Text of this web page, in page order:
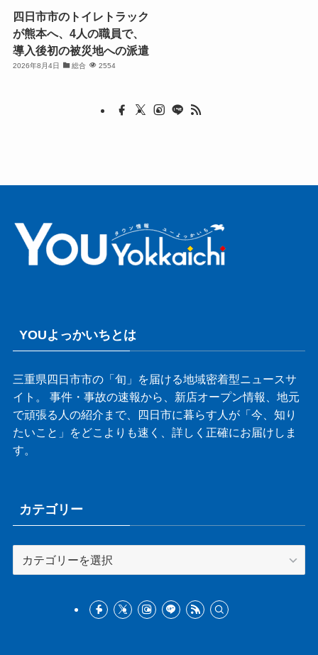
四日市市のトイレトラック
が熊本へ、4人の職員で、
導入後初の被災地への派遣
2026年8月4日 総合 2554
YOUよっかいちとは
三重県四日市市の「旬」を届ける地域密着型ニュースサ
イト。 事件・事故の速報から、新店オープン情報、地元
で頑張る人の紹介まで、四日市に暮らす人が「今、知り
たいこと」をどこよりも速く、詳しく正確にお届けしま
す。
カテゴリー
テ